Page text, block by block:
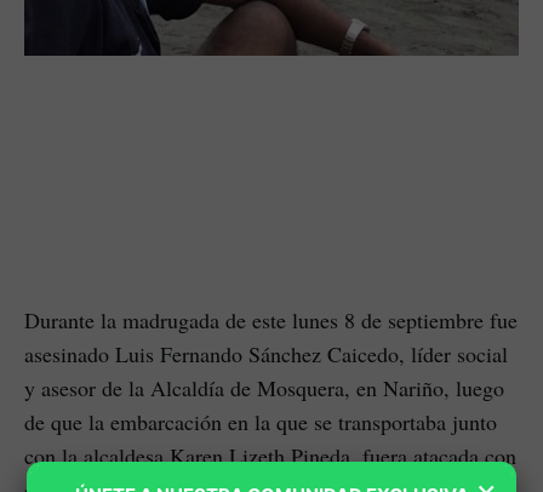
Durante la madrugada de este lunes 8 de septiembre fue
asesinado Luis Fernando Sánchez Caicedo, líder social
y asesor de la Alcaldía de Mosquera, en Nariño, luego
de que la embarcación en la que se transportaba junto
con la alcaldesa Karen Lizeth Pineda, fuera atacada con